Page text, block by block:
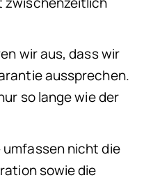
wir aus, dass wir
aussprechen.
so lange wie der
nicht die
sowie die